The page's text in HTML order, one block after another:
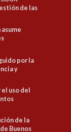
de las
por la
y
uso del
de la
Buenos